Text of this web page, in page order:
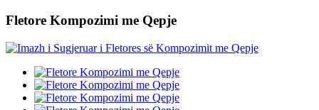
Fletore Kompozimi me Qepje